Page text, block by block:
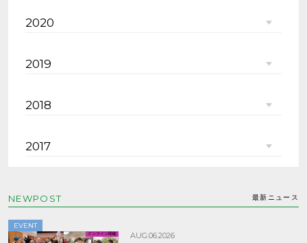
2020
2019
2018
2017
NEWPOST 最新ニュース
EVENT
AUG.06.2026